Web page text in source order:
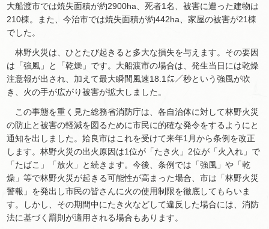
大船渡市では焼失面積が約2900ha、死者1名、被害に遭った建物は
210棟。また、今治市では焼失面積が約442ha、家屋の被害が21棟
でした。
林野火災は、ひとたび起きると多大な損失を与えます。その要因
は「強風」と「乾燥」です。大船渡市の場合は、発生当日には乾燥
注意報が出され、加えて最大瞬間風速18.1㍍／秒という強風が吹
き、火の手が広がり被害が拡大しました。
この事態を重く見た総務省消防庁は、各自治体に対して林野火災
の防止と被害の軽減を図るために市民に的確な発令をするようにと
通知を出しました。姶良市はこれを受けて来年1月から条例を改正
します。林野火災の出火原因は1位が「たき火」2位が「火入れ」で
「たばこ」「放火」と続きます。今後、条例では「強風」や「乾
燥」等で林野火災が起きる可能性が高まった場合、市は「林野火災
警報」を発出し市民の皆さんに火の使用制限を徹底してもらいま
す。しかし、その期間中にたき火などして違反した場合には、消防
法に基づく罰則が適用される場合もあります。